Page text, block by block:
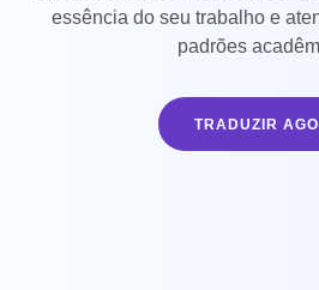
essência do seu trabalho e
padrões
TRADUZIR